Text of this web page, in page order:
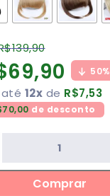
139,90
69,90 50%
até 12x de R$7,53
70,00 de desconto
Comprar